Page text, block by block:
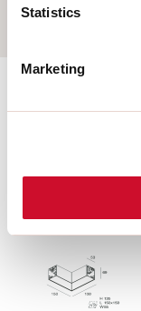
Statistics
Marketing
SCHIENE